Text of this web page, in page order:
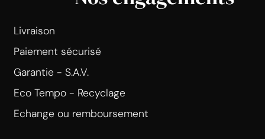
Livraison
Paiement sécurisé
Garantie - S.A.V.
Eco Tempo - Recyclage
Echange ou remboursement